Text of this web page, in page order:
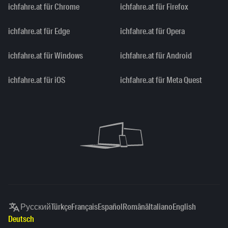
ichfahre.at für Chrome ichfahre.at für Firefox
ichfahre.at für Edge ichfahre.at für Opera
ichfahre.at für Windows ichfahre.at für Android
ichfahre.at für iOS ichfahre.at für Meta Quest
РусскийTürkçeFrançaisEspañolRomânăItalianoEnglish
Deutsch